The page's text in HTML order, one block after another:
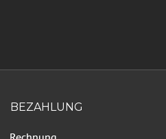
BEZAHLUNG